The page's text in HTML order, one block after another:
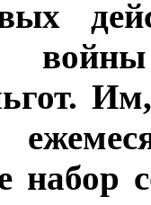
набор